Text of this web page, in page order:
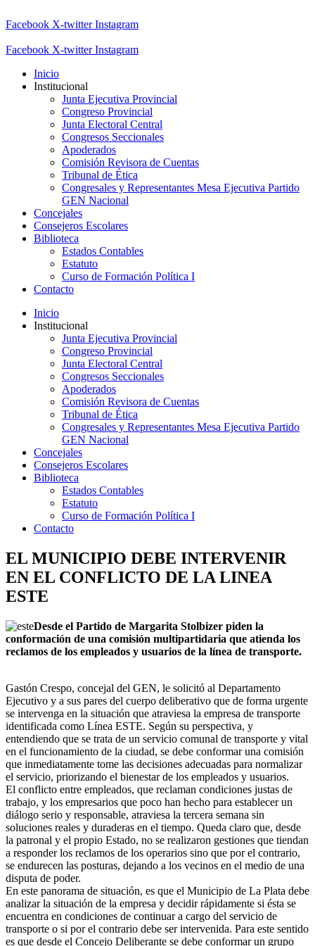
Facebook X-twitter Instagram
Facebook X-twitter Instagram
Inicio
Institucional
Junta Ejecutiva Provincial
Congreso Provincial
Junta Electoral Central
Congresos Seccionales
Apoderados
Comisión Revisora de Cuentas
Tribunal de Ética
Congresales y Representantes Mesa Ejecutiva Partido
GEN Nacional
Concejales
Consejeros Escolares
Biblioteca
Estados Contables
Estatuto
Curso de Formación Política I
Contacto
Inicio
Institucional
Junta Ejecutiva Provincial
Congreso Provincial
Junta Electoral Central
Congresos Seccionales
Apoderados
Comisión Revisora de Cuentas
Tribunal de Ética
Congresales y Representantes Mesa Ejecutiva Partido
GEN Nacional
Concejales
Consejeros Escolares
Biblioteca
Estados Contables
Estatuto
Curso de Formación Política I
Contacto
EL MUNICIPIO DEBE INTERVENIR
EN EL CONFLICTO DE LA LINEA
ESTE
Desde el Partido de Margarita Stolbizer piden la
conformación de una comisión multipartidaria que atienda los
reclamos de los empleados y usuarios de la línea de transporte.
Gastón Crespo, concejal del GEN, le solicitó al Departamento
Ejecutivo y a sus pares del cuerpo deliberativo que de forma urgente
se intervenga en la situación que atraviesa la empresa de transporte
identificada como Línea ESTE. Según su perspectiva, y
entendiendo que se trata de un servicio comunal de transporte y vital
en el funcionamiento de la ciudad, se debe conformar una comisión
que inmediatamente tome las decisiones adecuadas para normalizar
el servicio, priorizando el bienestar de los empleados y usuarios.
El conflicto entre empleados, que reclaman condiciones justas de
trabajo, y los empresarios que poco han hecho para establecer un
diálogo serio y responsable, atraviesa la tercera semana sin
soluciones reales y duraderas en el tiempo. Queda claro que, desde
la patronal y el propio Estado, no se realizaron gestiones que tiendan
a responder los reclamos de los operarios sino que por el contrario,
se endurecen las posturas, dejando a los vecinos en el medio de una
disputa de poder.
En este panorama de situación, es que el Municipio de La Plata debe
analizar la situación de la empresa y decidir rápidamente si ésta se
encuentra en condiciones de continuar a cargo del servicio de
transporte o si por el contrario debe ser intervenida. Para este sentido
es que desde el Concejo Deliberante se debe conformar un grupo